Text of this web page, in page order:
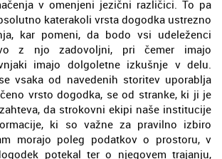
v omenjeni jezični različici. To pa
katerakoli vrsta dogodka ustrezno
kar pomeni, da bodo vsi udeleženci
z njo zadovoljni, pri čemer imajo
imajo dolgoletne izkušnje v delu.
vsaka od navedenih storitev uporablja
vrsto dogodka, se od stranke, ki ji je
da strokovni ekipi naše institucije
ki so važne za pravilno izbiro
morajo poleg podatkov o prostoru, v
potekal ter o njegovem trajanju,